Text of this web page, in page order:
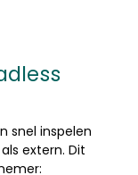
snel inspelen
extern. Dit